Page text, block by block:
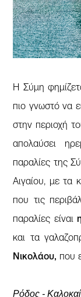
Η Σύμη
πιο γνωστό να
στην περιοχή
απολαύσει
παραλίες της
Αιγαίου, με τα
που τις
παραλίες είναι
και τα
Νικολάου, που
Ρόδος -